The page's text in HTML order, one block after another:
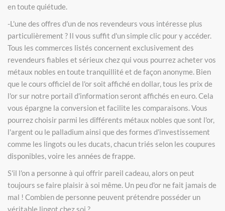
en toute quiétude.
-L'une des offres d'un de nos revendeurs vous intéresse plus
particulièrement ? Il vous suffit d'un simple clic pour y accéder.
Tous les commerces listés concernent exclusivement des
revendeurs fiables et sérieux chez qui vous pourrez acheter vos
métaux nobles en toute tranquillité et de façon anonyme. Bien
que le cours officiel de l'or soit affiché en dollar, tous les prix de
l'or sur notre portail d'information seront affichés en euro. Cela
vous épargne la conversion et facilite les comparaisons. Vous
pourrez choisir parmi les différents métaux nobles que sont l'or,
l'argent ou le palladium ainsi que des formes d'investissement
comme les lingots ou les ducats, chacun triés selon les coupures
disponibles, voire les années de frappe.
S'il l'on a personne à qui offrir pareil cadeau, alors on peut
toujours se faire plaisir à soi même. Un peu d'or ne fait jamais de
mal ! Combien de personne peuvent prétendre posséder un
véritable lingot chez soi ?